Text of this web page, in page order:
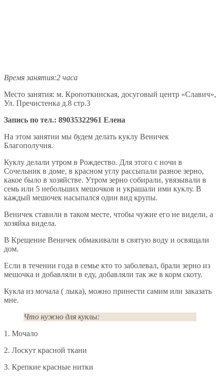
Время занятия:2 часа
Место занятия: м. Кропоткинская, досуговый центр «Славич»,
Ул. Пречистенка д.8 стр.3
Запись по тел.: 89035322961 Елена
На этом занятии мы будем делать куклу Веничек
Благополучия.
Куклу делали утром в Рождество. Для этого с ночи в
Сочельник в доме, в красном углу рассыпали разное зерно,
какое было в хозяйстве. Утром зерно собирали, увязывали в
семь или 5 небольших мешочков и украшали ими куклу. В
каждый мешочек насыпался один вид крупы.
Веничек ставили в таком месте, чтобы чужие его не видели, а
хозяйка видела.
В Крещение Веничек обмакивали в святую воду и освящали
дом.
Если в течении года в семье кто то заболевал, брали зерно из
мешочка и добавляли в еду, добавляли так же в корм скоту.
Кукла из мочала ( лыка), можно принести самим или заказать
мне.
Что нужно для куклы:
1. Мочало
2. Лоскут красной ткани
3. Крепкие красные нитки